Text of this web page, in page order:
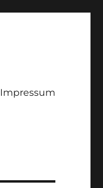
Impressum